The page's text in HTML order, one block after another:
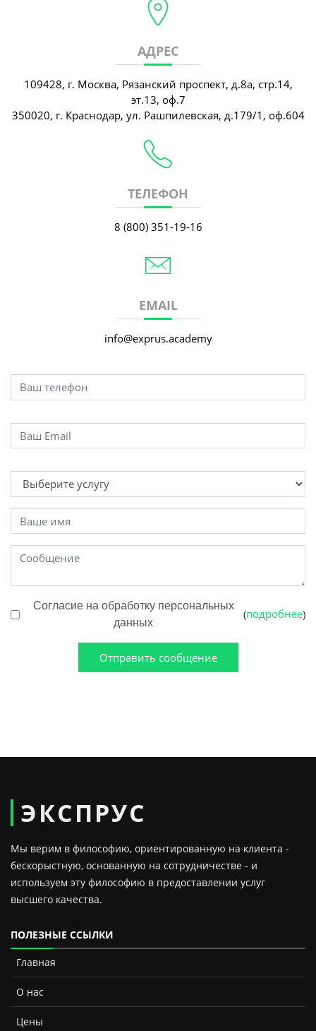
АДРЕС
109428, г. Москва, Рязанский проспект, д.8а, стр.14,
эт.13, оф.7
350020, г. Краснодар, ул. Рашпилевская, д.179/1, оф.604
ТЕЛЕФОН
8 (800) 351-19-16
EMAIL
info@exprus.academy
Согласие на обработку персональных
данных
(подробнее)
Отправить сообщение
ЭКСПРУС
Мы верим в философию, ориентированную на клиента -
бескорыстную, основанную на сотрудничестве - и
используем эту философию в предоставлении услуг
высшего качества.
ПОЛЕЗНЫЕ ССЫЛКИ
Главная
О нас
Цены